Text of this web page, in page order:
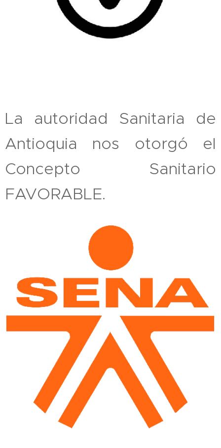
La autoridad Sanitaria de
Antioquia nos otorgó el
Concepto Sanitario
FAVORABLE.